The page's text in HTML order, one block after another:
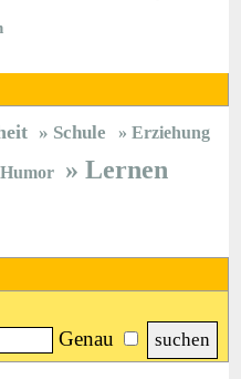
Schule Erziehung
Humor Lernen
Genau